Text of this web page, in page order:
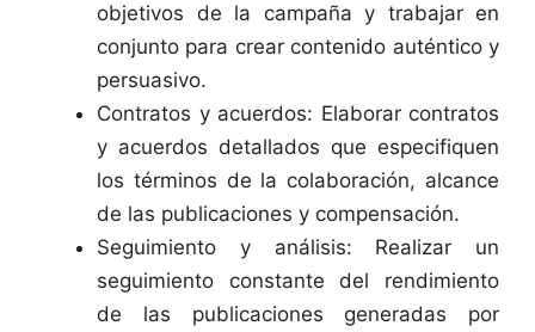
objetivos de la campaña y trabajar en
conjunto para crear contenido auténtico y
persuasivo.
Contratos y acuerdos: Elaborar contratos
y acuerdos detallados que especifiquen
los términos de la colaboración, alcance
de las publicaciones y compensación.
Seguimiento y análisis: Realizar un
seguimiento constante del rendimiento
de las publicaciones generadas por